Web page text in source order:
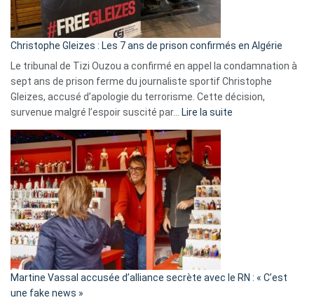
présence
d’Israël
Christophe Gleizes : Les 7 ans de prison confirmés en Algérie
Le tribunal de Tizi Ouzou a confirmé en appel la condamnation à
sept ans de prison ferme du journaliste sportif Christophe
Gleizes, accusé d’apologie du terrorisme. Cette décision,
survenue malgré l’espoir suscité par… Lire la suite
Algérie
Martine Vassal accusée d’alliance secrète avec le RN : « C’est
une fake news »